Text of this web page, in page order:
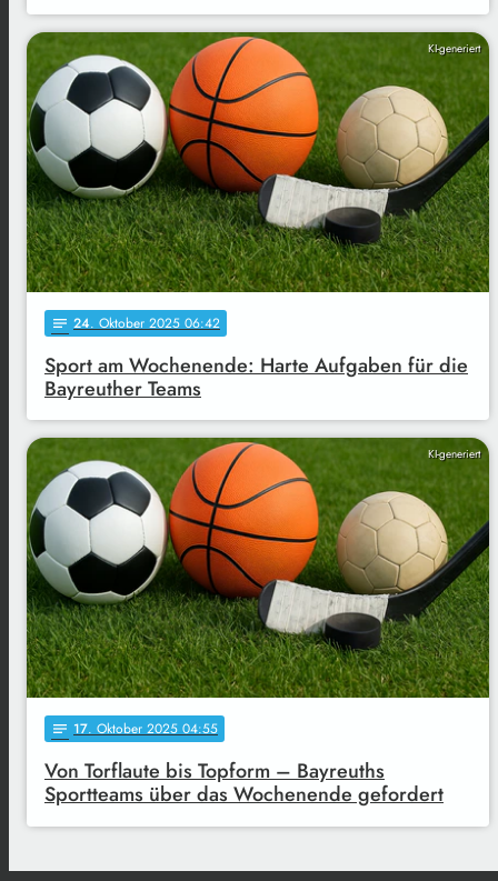
KI-generiert
notes 24. Oktober 2025 06:42
Sport am Wochenende: Harte Aufgaben für die
Bayreuther Teams
KI-generiert
notes 17. Oktober 2025 04:55
Von Torflaute bis Topform – Bayreuths
Sportteams über das Wochenende gefordert